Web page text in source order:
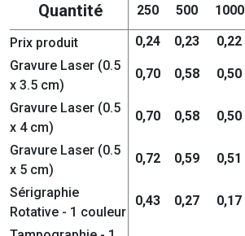
Quantité 250 500 1000
Prix produit 0,24 0,23 0,22
Gravure Laser (0.5
x 3.5 cm)
0,70 0,58 0,50
Gravure Laser (0.5
x 4 cm)
0,70 0,58 0,50
Gravure Laser (0.5
x 5 cm)
0,72 0,59 0,51
Sérigraphie
Rotative - 1 couleur
0,43 0,27 0,17